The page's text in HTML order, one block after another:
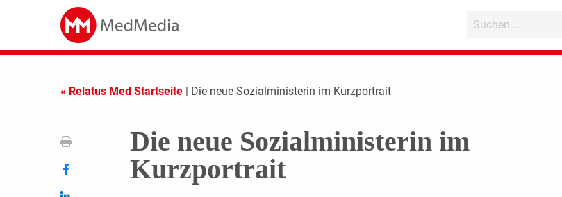
« Relatus Med Startseite | Die neue Sozialministerin im Kurzportrait
Die neue Sozialministerin im
Kurzportrait